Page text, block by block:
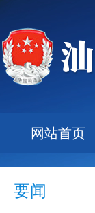
网站首页
要闻